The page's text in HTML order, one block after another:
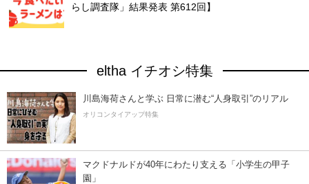
らし調査隊」結果発表 第612回】
eltha イチオシ特集
川島海荷さんと学ぶ 日常に潜む“人身取引”のリアル
オリコンタイアップ特集
マクドナルドが40年にわたり支える「小学生の甲子
園」